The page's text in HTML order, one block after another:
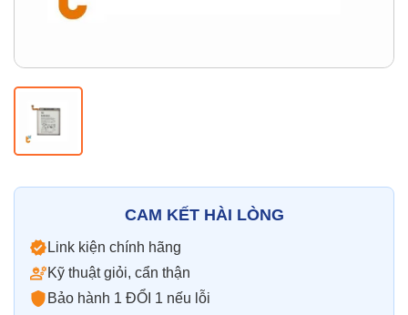
CAM KẾT HÀI LÒNG
Link kiện chính hãng
Kỹ thuật giỏi, cẩn thận
Bảo hành 1 ĐỔI 1 nếu lỗi